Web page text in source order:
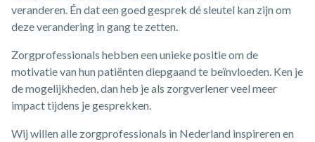
veranderen. Én dat een goed gesprek dé sleutel kan zijn om
deze verandering in gang te zetten.
Zorgprofessionals hebben een unieke positie om de
motivatie van hun patiënten diepgaand te beïnvloeden. Ken je
de mogelijkheden, dan heb je als zorgverlener veel meer
impact tijdens je gesprekken.
Wij willen alle zorgprofessionals in Nederland inspireren en